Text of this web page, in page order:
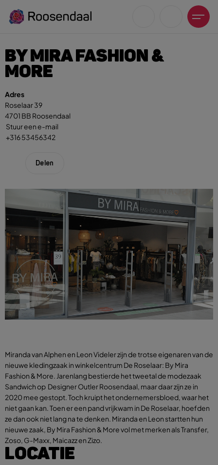
Zoeksuggesties
UITagenda
Wandelen
Winkeltijden en koopzondagen
BY MIRA FASHION &
MORE
Adres
Roselaar 39
4701 BB Roosendaal
Stuur een e-mail
+316 53456342
Delen
Miranda van Alphen en Leon Videler zijn de trotse eigenaren van de
nieuwe kledingzaak in winkelcentrum De Roselaar: By Mira
Fashion & More. Jarenlang bestierde het tweetal de modezaak
Sandwich op Designer Outler Roosendaal, maar daar zijn ze in
2020 mee gestopt. Toch kruipt het ondernemersbloed, waar het
niet gaan kan. Toen er een pand vrijkwam in De Roselaar, hoefden
ze dan ook niet lang na te denken. Miranda en Leon startten hun
nieuwe zaak, By Mira Fashion & More vol met merken als Transfer,
Zoso, G-Maxx, Maicazz en Zizo.
LOCATIE